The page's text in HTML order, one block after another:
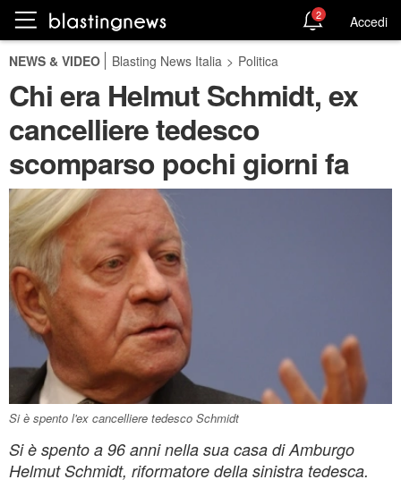
2 Accedi
NEWS & VIDEO Blasting News Italia > Politica
Chi era Helmut Schmidt, ex
cancelliere tedesco
scomparso pochi giorni fa
Si è spento l'ex cancelliere tedesco Schmidt
Si è spento a 96 anni nella sua casa di Amburgo
Helmut Schmidt, riformatore della sinistra tedesca.